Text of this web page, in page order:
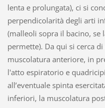
lenta e prolungata), ci si
perpendicolarità degli arti
(malleoli sopra il bacino, se
permette). Da qui si cerca
muscolatura anteriore, in
l'atto espiratorio e
all’eventuale spinta
inferiori, la muscolatura